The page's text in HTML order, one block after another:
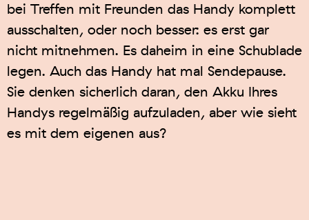
bei Treffen mit Freunden das Handy komplett
ausschalten, oder noch besser: es erst gar
nicht mitnehmen. Es daheim in eine Schublade
legen. Auch das Handy hat mal Sendepause.
Sie denken sicherlich daran, den Akku Ihres
Handys regelmäßig aufzuladen, aber wie sieht
es mit dem eigenen aus?